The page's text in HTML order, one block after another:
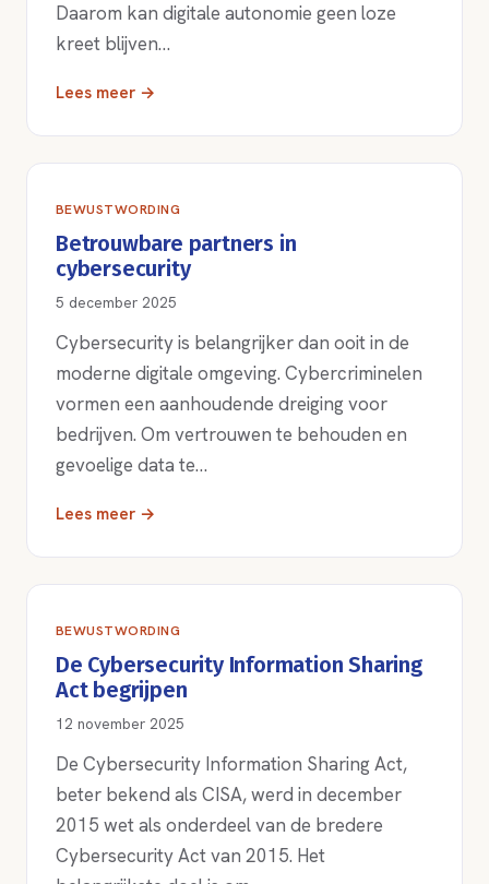
Daarom kan digitale autonomie geen loze
kreet blijven…
Lees meer →
BEWUSTWORDING
Betrouwbare partners in
cybersecurity
5 december 2025
Cybersecurity is belangrijker dan ooit in de
moderne digitale omgeving. Cybercriminelen
vormen een aanhoudende dreiging voor
bedrijven. Om vertrouwen te behouden en
gevoelige data te…
Lees meer →
BEWUSTWORDING
De Cybersecurity Information Sharing
Act begrijpen
12 november 2025
De Cybersecurity Information Sharing Act,
beter bekend als CISA, werd in december
2015 wet als onderdeel van de bredere
Cybersecurity Act van 2015. Het